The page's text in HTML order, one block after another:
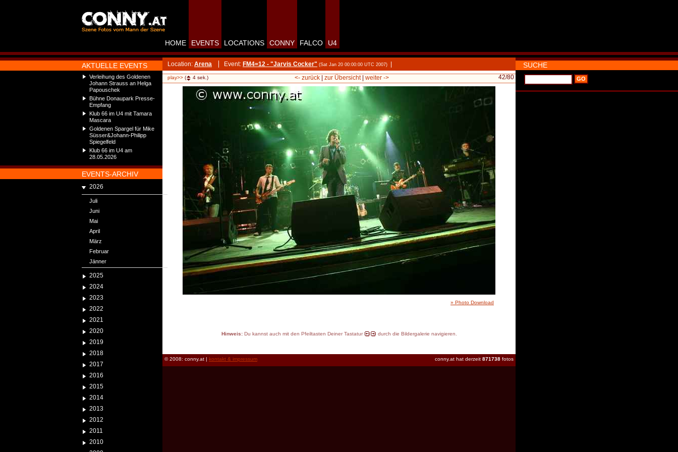
AKTUELLE EVENTS
Verleihung des Goldenen
Johann Strauss an Helga
Papouschek
Bühne Donaupark Presse-
Empfang
Klub 66 im U4 mit Tamara
Mascara
Goldenen Spargel für Mike
Süsser&Johann-Philipp
Spiegelfeld
Klub 66 im U4 am
28.05.2026
EVENTS-ARCHIV
2026
Juli
Juni
Mai
April
März
Februar
Jänner
2025
2024
2023
2022
2021
2020
2019
2018
2017
2016
2015
2014
2013
2012
2011
2010
HOME EVENTS LOCATIONS CONNY FALCO U4
Location: Arena Event: FM4=12 - "Jarvis Cocker" (Sat Jan 20 00:00:00 UTC 2007)
play>> ( 4 sek.) 42/80
<- zurück| zur Übersicht| weiter ->
» Photo Download
Hinweis:Du kannst auch mit den Pfeiltasten Deiner Tastatur durch die Bildergalerie navigieren.
conny.at hat derzeit 871738 fotos
© 2008: conny.at | kontakt & impressum
SUCHE